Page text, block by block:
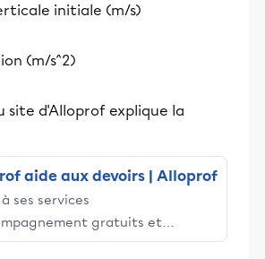
initiale (m/s)
(m/s^2)
site d'Alloprof explique la
aide aux devoirs | Alloprof
ses services
gratuits et
Alloprof engage les élèves